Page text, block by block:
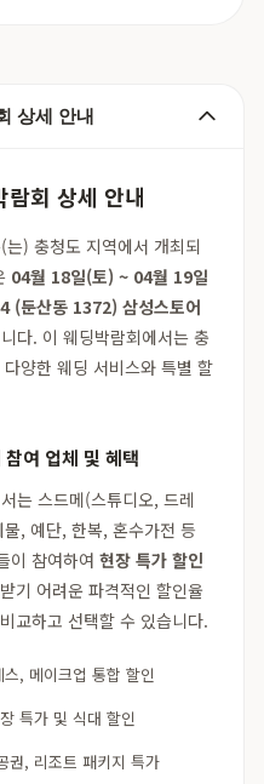
상세 안내
람회 상세 안내
는) 충청도 지역에서 개최되
04월 18일(토) ~ 04월 19일
(둔산동 1372) 삼성스토어
다. 이 웨딩박람회에서는 충
양한 웨딩 서비스와 특별 할
여 업체 및 혜택
는 스드메(스튜디오, 드레
, 예단, 한복, 혼수가전 등
이 참여하여 현장 특가 할인
기 어려운 파격적인 할인율
교하고 선택할 수 있습니다.
, 메이크업 통합 할인
특가 및 식대 할인
권, 리조트 패키지 특가